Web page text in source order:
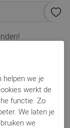
helpen we je
werkt de
functie. Zo
We laten je
we